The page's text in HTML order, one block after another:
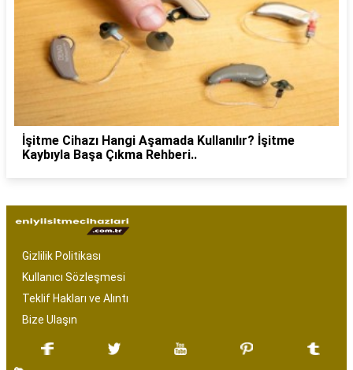
İşitme Cihazı Hangi Aşamada Kullanılır? İşitme
Kaybıyla Başa Çıkma Rehberi..
Gizlilik Politikası
Kullanıcı Sözleşmesi
Teklif Hakları ve Alıntı
Bize Ulaşın